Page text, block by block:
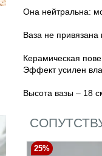
Она нейтральна:
Ваза не привязана
Керамическая
Эффект усилен
Высота вазы – 18
25%